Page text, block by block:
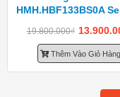
HMH.HBF133BS0A
19.800.000₫
Thêm Vào Giỏ Hàng